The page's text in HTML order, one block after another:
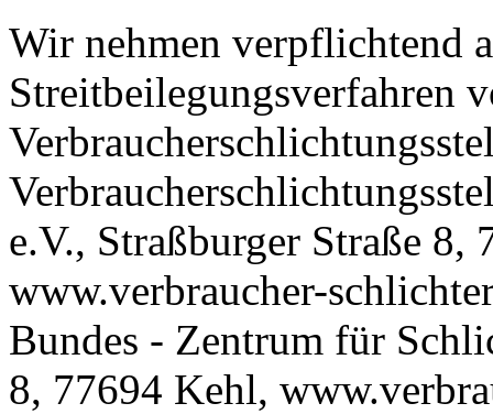
Wir nehmen verpflichtend
Streitbeilegungsverfahren
e.V., Straßburger Straße 8,
www.verbraucher-
Bundes - Zentrum für
8, 77694 Kehl,